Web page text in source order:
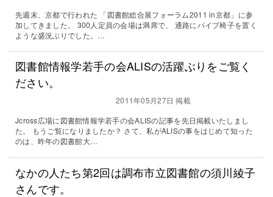
先週末、京都で行われた 「図書館総合展フォーラム2011 in京都」に参
加してきました。 300人定員の会場は満席で、 通路にパイプ椅子を置く
ような盛況ぶりでした。…
図書館情報学若手の会ALISの活躍ぶりをご覧く
ださい。
2011年05月27日 掲載
Jcross広場に図書館情報学若手の会ALISの記事を先日掲載いたしまし
た。 もうご覧になりましたか？ さて、私がALISの事をはじめて知った
のは、昨年の図書館大…
なかの人たち第2回は調布市立図書館の須川綾子
さんです。